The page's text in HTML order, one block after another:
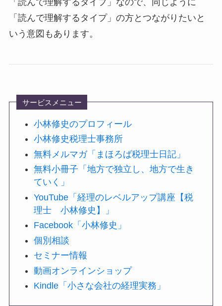
「読んで理解するタイプ」の方とつながりたいと
いう意図もあります。
サービスメニュー
小林修史のプロフィール
小林修史税理士事務所
無料メルマガ「まほろば税理士日記」
無料小冊子「地方で独立し、地方で生き
ていく」
YouTube「経理のレベルアップ講座【税
理士 小林修史】」
Facebook「小林修史」
個別相談
セミナー情報
動画オンラインショップ
Kindle「小さな会社の経理実務」